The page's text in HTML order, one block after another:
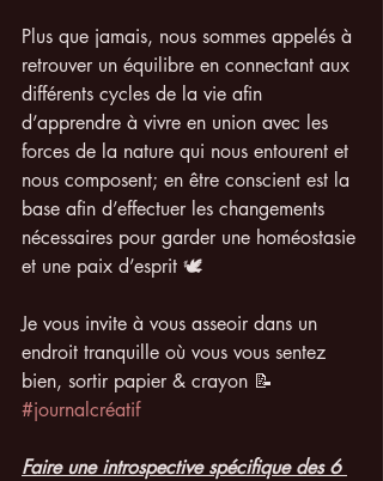
Plus que jamais, nous sommes appelés à
retrouver un équilibre en connectant aux
différents cycles de la vie afin
d’apprendre à vivre en union avec les
forces de la nature qui nous entourent et
nous composent; en être conscient est la
base afin d’effectuer les changements
nécessaires pour garder une homéostasie
et une paix d’esprit 🕊
Je vous invite à vous asseoir dans un
endroit tranquille où vous vous sentez
bien, sortir papier & crayon 📝
#journalcréatif
Faire une introspective spécifique des 6